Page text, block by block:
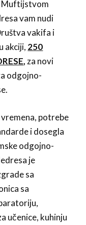
Muftijstvom
vam nudi
vakifa i
akciji, 250
za novi
odgojno-
potrebe
i dosegla
odgojno-
je
sa
sa
učenice, kuhinju